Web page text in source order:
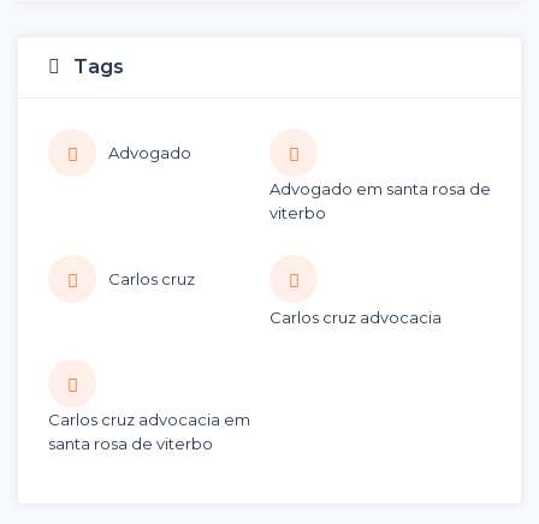
Tags
Advogado
Advogado em santa rosa de
viterbo
Carlos cruz
Carlos cruz advocacia
Carlos cruz advocacia em
santa rosa de viterbo